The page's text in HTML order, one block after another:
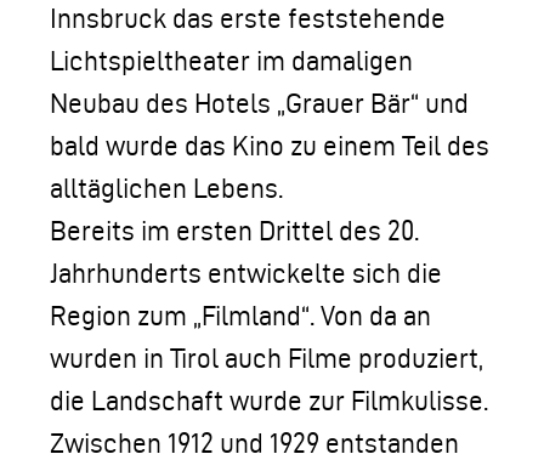
Innsbruck das erste feststehende
Lichtspieltheater im damaligen
Neubau des Hotels „Grauer Bär“ und
bald wurde das Kino zu einem Teil des
alltäglichen Lebens.
Bereits im ersten Drittel des 20.
Jahrhunderts entwickelte sich die
Region zum „Filmland“. Von da an
wurden in Tirol auch Filme produziert,
die Landschaft wurde zur Filmkulisse.
Zwischen 1912 und 1929 entstanden